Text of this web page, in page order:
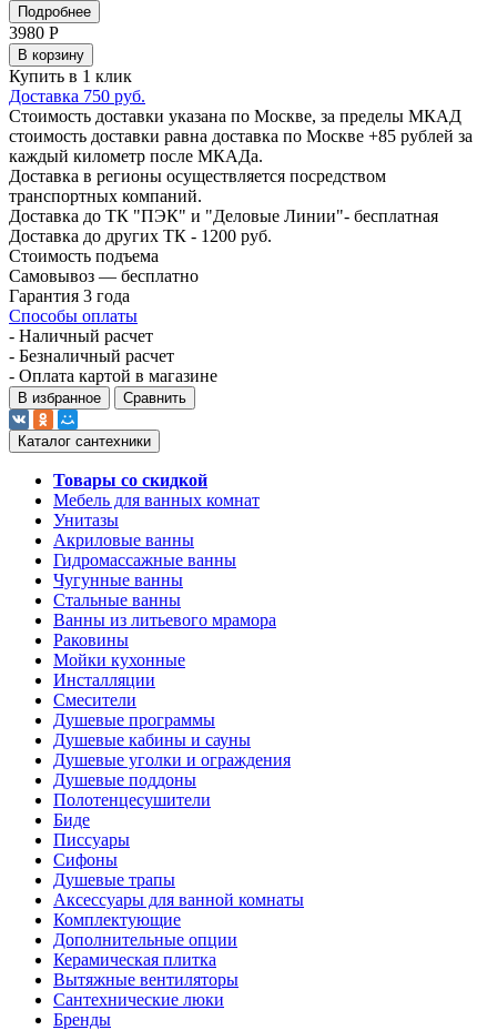
Подробнее
3980 Р
В корзину
Купить в 1 клик
Доставка 750 руб.
Стоимость доставки указана по Москве, за пределы МКАД
стоимость доставки равна доставка по Москве +85 рублей за
каждый километр после МКАДа.
Доставка в регионы осуществляется посредством
транспортных компаний.
Доставка до ТК "ПЭК" и "Деловые Линии"- бесплатная
Доставка до других ТК - 1200 руб.
Стоимость подъема
Самовывоз — бесплатно
Гарантия 3 года
Способы оплаты
- Наличный расчет
- Безналичный расчет
- Оплата картой в магазине
В избранное Сравнить
Каталог сантехники
Товары со скидкой
Мебель для ванных комнат
Унитазы
Акриловые ванны
Гидромассажные ванны
Чугунные ванны
Стальные ванны
Ванны из литьевого мрамора
Раковины
Мойки кухонные
Инсталляции
Смесители
Душевые программы
Душевые кабины и сауны
Душевые уголки и ограждения
Душевые поддоны
Полотенцесушители
Биде
Писсуары
Сифоны
Душевые трапы
Аксессуары для ванной комнаты
Комплектующие
Дополнительные опции
Керамическая плитка
Вытяжные вентиляторы
Сантехнические люки
Бренды